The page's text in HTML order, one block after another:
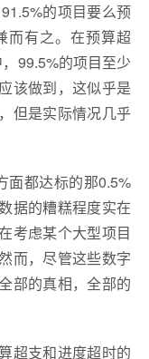
的项目要么预
而有之。在预算超
99.5%的项目至少
该做到，这似乎是
但是实际情况几乎
面都达标的那0.5%
据的糟糕程度实在
考虑某个大型项目
而，尽管这些数字
部的真相，全部的
超支和进度超时的